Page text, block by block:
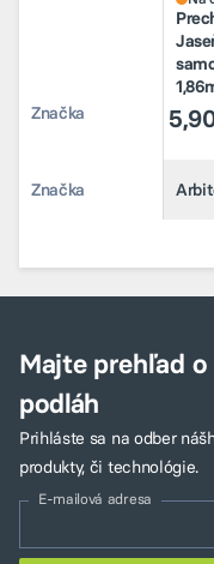
Značka
Značka
Majte prehľad
podláh
Prihláste sa na odber
produkty, či technológie.
E-mailová adresa